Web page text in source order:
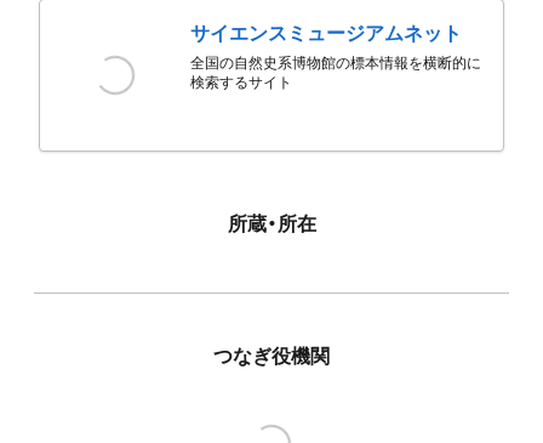
サイエンスミュージアムネット
全国の自然史系博物館の標本情報を横断的に
検索するサイト
所蔵・所在
つなぎ役機関